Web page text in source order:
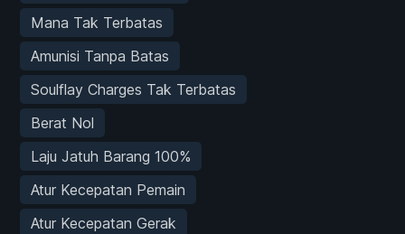
Mana Tak Terbatas
Amunisi Tanpa Batas
Soulflay Charges Tak Terbatas
Berat Nol
Laju Jatuh Barang 100%
Atur Kecepatan Pemain
Atur Kecepatan Gerak